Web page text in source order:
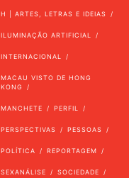
H | ARTES, LETRAS E IDEIAS
ILUMINAÇÃO ARTIFICIAL
INTERNACIONAL
MACAU VISTO DE HONG
KONG
MANCHETE PERFIL
PERSPECTIVAS PESSOAS
POLÍTICA REPORTAGEM
SEXANÁLISE SOCIEDADE